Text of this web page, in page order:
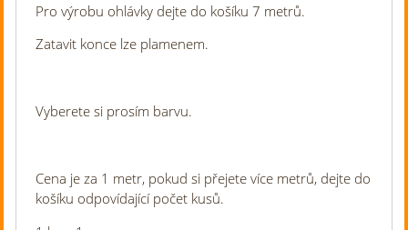
Pro výrobu ohlávky dejte do košíku 7 metrů.
Zatavit konce lze plamenem.
Vyberete si prosím barvu.
Cena je za 1 metr, pokud si přejete více metrů, dejte do
košíku odpovídající počet kusů.